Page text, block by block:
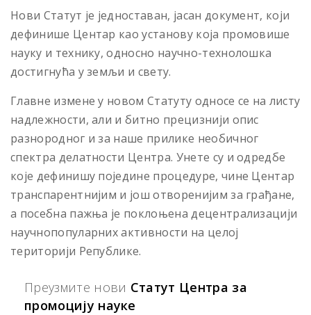
Нови Статут је једноставан, јасан документ, који
дефинише Центар као установу која промовише
науку и технику, односно научно-технолошка
достигнућа у земљи и свету.
Главне измене у новом Статуту односе се на листу
надлежности, али и битно прецизнији опис
разнородног и за наше прилике необичног
спектра делатности Центра. Унете су и одредбе
које дефинишу поједине процедуре, чине Центар
транспарентнијим и још отворенијим за грађане,
а посебна пажња је поклоњена децентрализацији
научнопопуларних активности на целој
територији Републике.
Преузмите нови Статут Центра за
промоцију науке